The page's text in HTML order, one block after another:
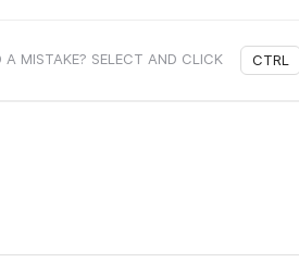
A MISTAKE? SELECT AND CLICK CTRL